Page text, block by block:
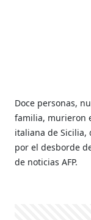
Doce personas,
familia, murieron
italiana de Sicilia,
por el desborde
de noticias AFP.